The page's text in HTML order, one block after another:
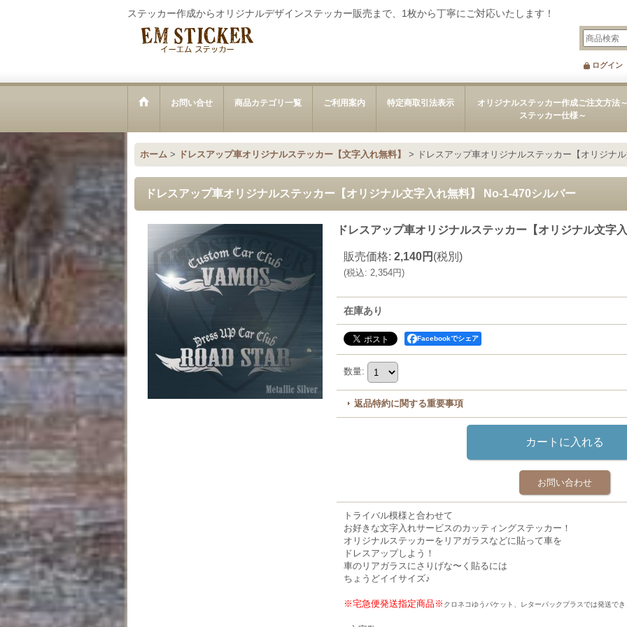
ステッカー作成からオリジナルデザインステッカー販売まで、1枚から丁寧にご対応いたします！
ログイン
お問い合せ 商品カテゴリ一覧 ご利用案内 特定商取引法表示
オリジナルステッカー作成ご注文方法
ステッカー仕様～
ホーム > ドレスアップ車オリジナルステッカー【文字入れ無料】 > ドレスアップ車オリジナルステッカー【オリジナ
ドレスアップ車オリジナルステッカー【オリジナル文字入れ無料】 No-1-470シルバー
ドレスアップ車オリジナルステッカー【オリジナル文字
販売価格: 2,140円 (税別)
(税込: 2,354円)
在庫あり
Facebookでシェア
数量:
返品特約に関する重要事項
お問い合わせ
トライバル模様と合わせて
お好きな文字入れサービスのカッティングステッカー！
オリジナルステッカーをリアガラスなどに貼って車を
ドレスアップしよう！
車のリアガラスにさりげな〜く貼るには
ちょうどイイサイズ♪
※宅急便発送指定商品※ クロネコゆうパケット、レターパックプラスでは発送で